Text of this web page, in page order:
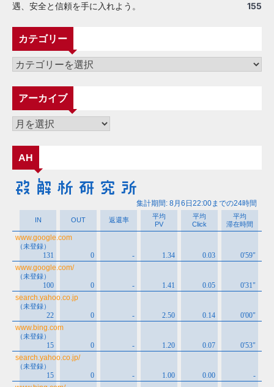
遇、安全と信頼を手に入れよう。
155
カテゴリー
カ
ゴ
リ
ー
アーカイブ
ア
カ
イ
ブ
AH